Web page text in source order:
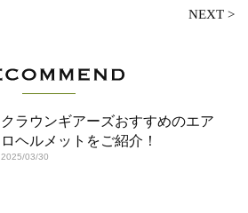
NEXT>
クラウンギアーズおすすめのエア
ロヘルメットをご紹介！
2025/03/30